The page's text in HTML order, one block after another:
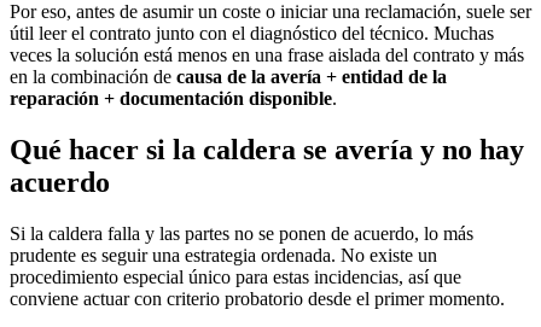
Por eso, antes de asumir un coste o iniciar una reclamación, suele ser
útil leer el contrato junto con el diagnóstico del técnico. Muchas
veces la solución está menos en una frase aislada del contrato y más
en la combinación de causa de la avería + entidad de la
reparación + documentación disponible.
Qué hacer si la caldera se avería y no hay
acuerdo
Si la caldera falla y las partes no se ponen de acuerdo, lo más
prudente es seguir una estrategia ordenada. No existe un
procedimiento especial único para estas incidencias, así que
conviene actuar con criterio probatorio desde el primer momento.